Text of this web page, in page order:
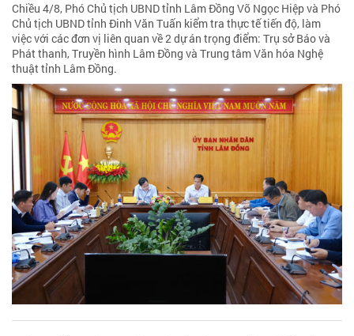
Chiều 4/8, Phó Chủ tịch UBND tỉnh Lâm Đồng Võ Ngọc Hiệp và Phó
Chủ tịch UBND tỉnh Đinh Văn Tuấn kiểm tra thực tế tiến độ, làm
việc với các đơn vị liên quan về 2 dự án trọng điểm: Trụ sở Báo và
Phát thanh, Truyền hình Lâm Đồng và Trung tâm Văn hóa Nghệ
thuật tỉnh Lâm Đồng.